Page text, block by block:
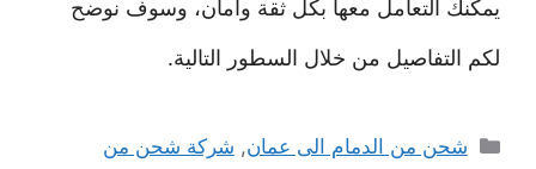
يمكنك التعامل معها بكل ثقة وأمان، وسوف نوضح
لكم التفاصيل من خلال السطور التالية.
التصنيفات
شحن من الدمام الى عمان, شركة شحن من